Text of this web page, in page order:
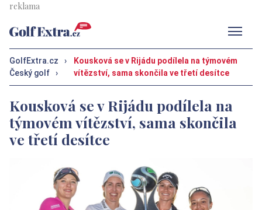
GolfExtra.cz
›
Český golf
›
Kousková se v Rijádu podílela na týmovém
vítězství, sama skončila ve třetí desítce
Kousková se v Rijádu podílela na
týmovém vítězství, sama skončila
ve třetí desítce